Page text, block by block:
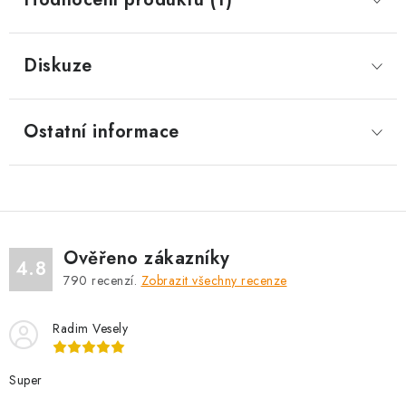
Diskuze
Ostatní informace
4.8 Ověřeno zákazníky
790 recenzí. Zobrazit všechny recenze
Radim Vesely
Super